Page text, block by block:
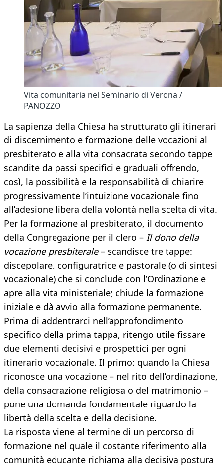
Vita comunitaria nel Seminario di Verona /
PANOZZO
La sapienza della Chiesa ha strutturato gli itinerari
di discernimento e formazione delle vocazioni al
presbiterato e alla vita consacrata secondo tappe
scandite da passi specifici e graduali offrendo,
così, la possibilità e la responsabilità di chiarire
progressivamente l’intuizione vocazionale fino
all’adesione libera della volontà nella scelta di vita.
Per la formazione al presbiterato, il documento
della Congregazione per il clero – Il dono della
vocazione presbiterale– scandisce tre tappe:
discepolare, configuratrice e pastorale (o di sintesi
vocazionale) che si conclude con l’Ordinazione e
apre alla vita ministeriale; chiude la formazione
iniziale e dà avvio alla formazione permanente.
Prima di addentrarci nell’approfondimento
specifico della prima tappa, ritengo utile fissare
due elementi decisivi e prospettici per ogni
itinerario vocazionale. Il primo: quando la Chiesa
riconosce una vocazione – nel rito dell’ordinazione,
della consacrazione religiosa o del matrimonio –
pone una domanda fondamentale riguardo la
libertà della scelta e della decisione.
La risposta viene al termine di un percorso di
formazione nel quale il costante riferimento alla
comunità educante richiama alla decisiva postura